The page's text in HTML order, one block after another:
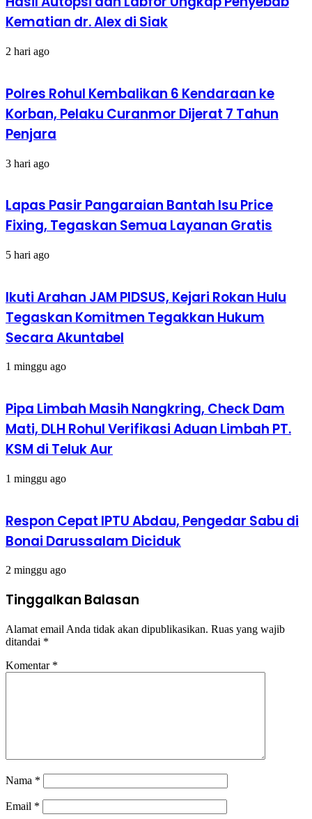
Kematian dr. Alex di Siak
2 hari ago
Polres Rohul Kembalikan 6 Kendaraan ke
Korban, Pelaku Curanmor Dijerat 7 Tahun
Penjara
3 hari ago
Lapas Pasir Pangaraian Bantah Isu Price
Fixing, Tegaskan Semua Layanan Gratis
5 hari ago
Ikuti Arahan JAM PIDSUS, Kejari Rokan Hulu
Tegaskan Komitmen Tegakkan Hukum
Secara Akuntabel
1 minggu ago
Pipa Limbah Masih Nangkring, Check Dam
Mati, DLH Rohul Verifikasi Aduan Limbah PT.
KSM di Teluk Aur
1 minggu ago
Respon Cepat IPTU Abdau, Pengedar Sabu di
Bonai Darussalam Diciduk
2 minggu ago
Tinggalkan Balasan
Alamat email Anda tidak akan dipublikasikan. Ruas yang wajib
ditandai *
Komentar *
Nama *
Email *